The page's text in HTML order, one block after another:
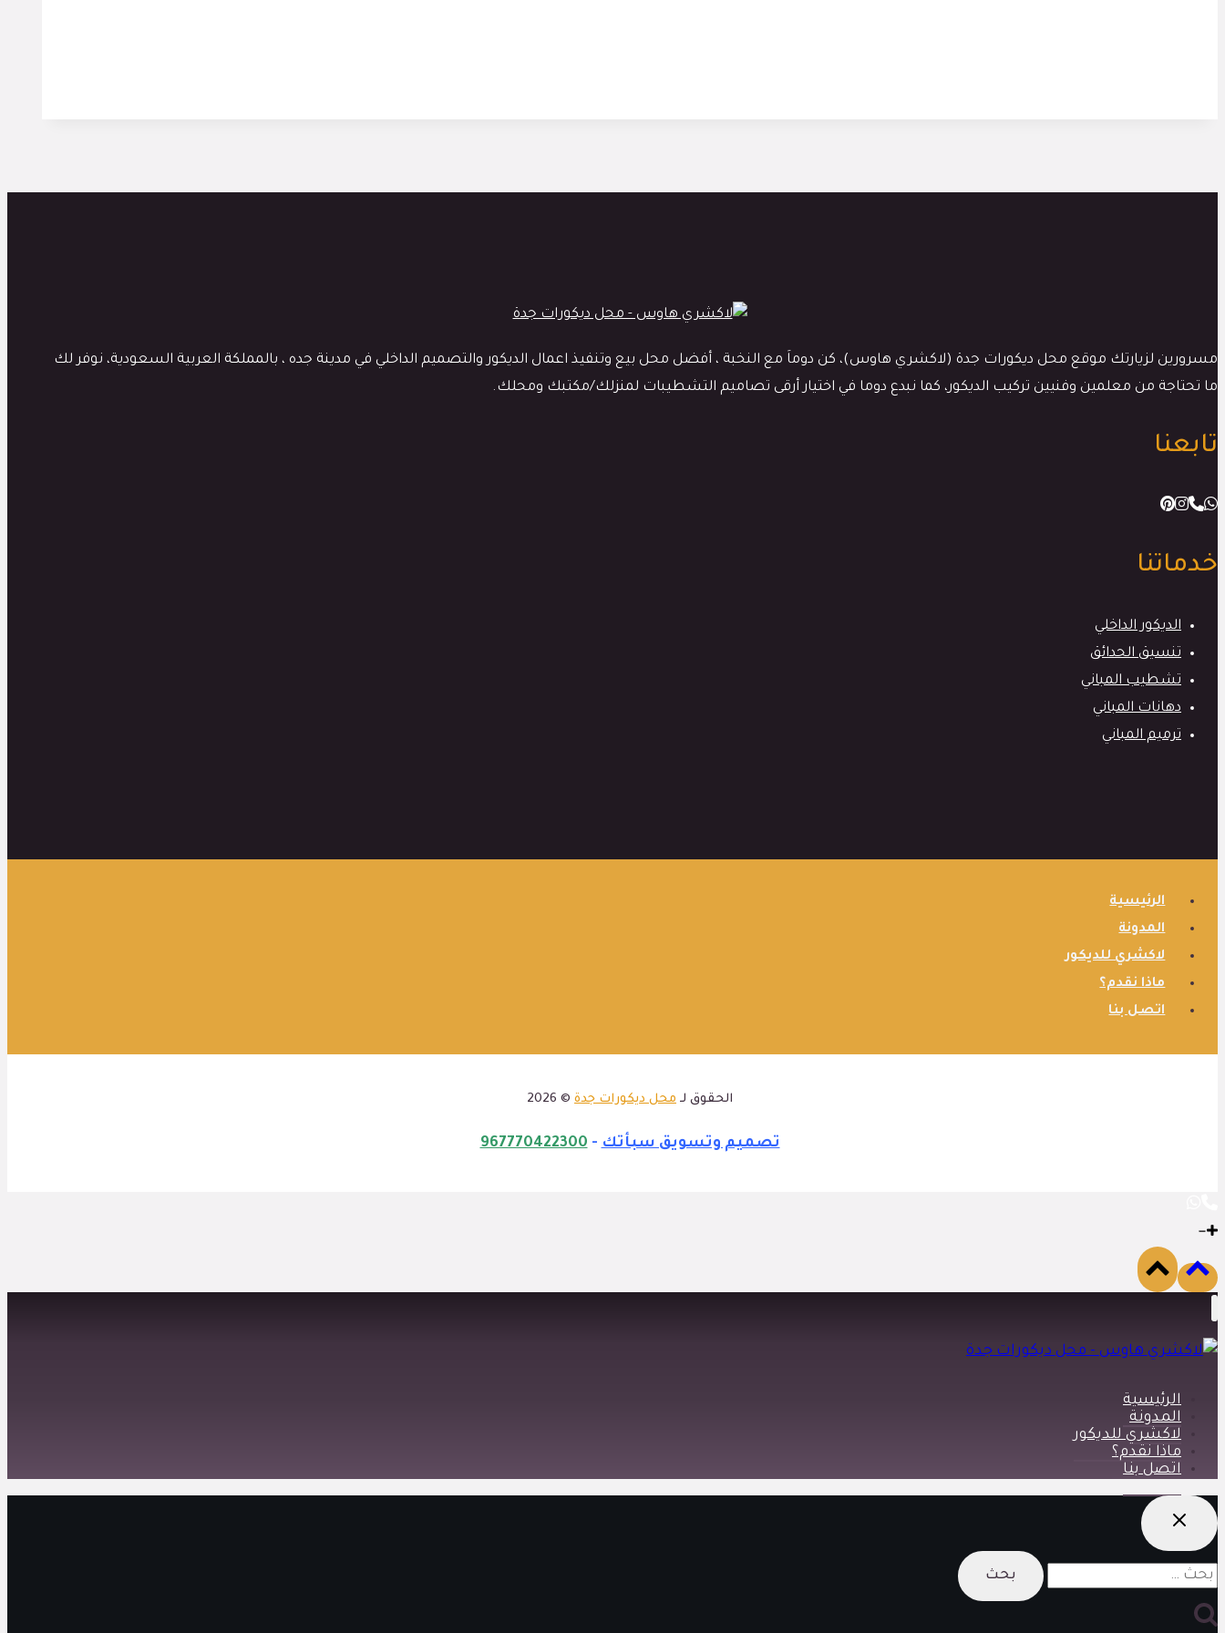
مسرورين لزيارتك موقع محل ديكورات جدة (لاكشري هاوس)، كن دوماَ مع النخبة ، أفضل محل بيع وتنفيذ اعمال الديكور والتصميم الداخلي في مدينة جده ، بالمملكة العربية السعودية، نوفر لك
ما تحتاجة من معلمين وفنيين تركيب الديكور، كما نبدع دوما في اختيار أرقى تصاميم التشطيبات لمنزلك/مكتبك ومحلك.
تابعنا
خدماتنا
الديكور الداخلي
تنسيق الحدائق
تشطيب المباني
دهانات المباني
ترميم المباني
الرئيسية
المدونة
لاكشري للديكور
ماذا نقدم؟
اتصل بنا
الحقوق لـ محل ديكورات جدة © 2026
تصميم وتسويق سبأتك-
967770422300
الرئيسية
المدونة
لاكشري للديكور
ماذا نقدم؟
اتصل بنا
البحث
عن: